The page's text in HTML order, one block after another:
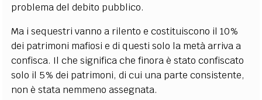
problema del debito pubblico.
Ma i sequestri vanno a rilento e costituiscono il 10%
dei patrimoni mafiosi e di questi solo la metà arriva a
confisca. Il che significa che finora è stato confiscato
solo il 5% dei patrimoni, di cui una parte consistente,
non è stata nemmeno assegnata.